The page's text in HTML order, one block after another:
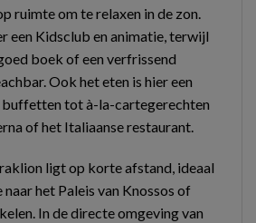
ruimte om te relaxen in de zon.
een Kidsclub en animatie, terwijl
boek of een verfrissend
Ook het eten is hier een
buffetten tot à-la-cartegerechten
of het Italiaanse restaurant.
ligt op korte afstand, ideaal
het Paleis van Knossos of
In de directe omgeving van